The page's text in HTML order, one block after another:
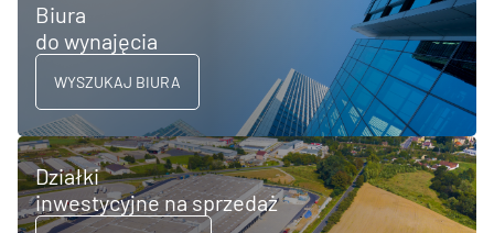
Biura
do wynajęcia
WYSZUKAJ BIURA
Działki
inwestycyjne na sprzedaż